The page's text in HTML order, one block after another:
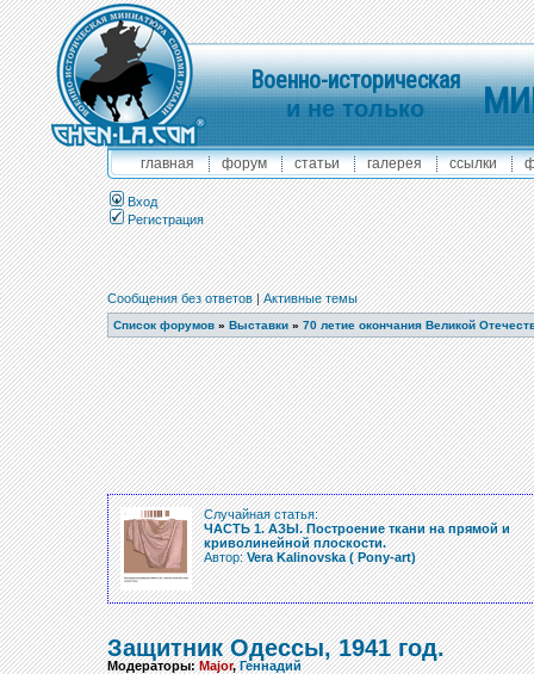
Военно-историческая
и не только
главная форум статьи галерея ссылки
Вход
Регистрация
Сообщения без ответов|Активные темы
Список форумов » Выставки » 70 летие окончания Великой
Случайная статья:
ЧАСТЬ 1. АЗЫ. Построение ткани на прямой и
криволинейной плоскости.
Автор:Vera Kalinovska ( Pony-art)
Защитник Одессы, 1941 год.
Модераторы:Major,Геннадий